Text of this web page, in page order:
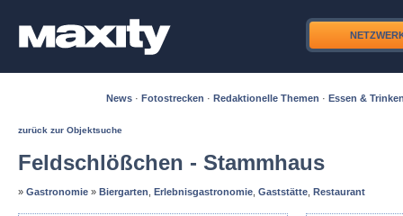
News · Fotostrecken · Redaktionelle Themen · Essen &
zurück zur Objektsuche
Feldschlößchen - Stammhaus
» Gastronomie » Biergarten Erlebnisgastronomie Gaststätte Restaurant